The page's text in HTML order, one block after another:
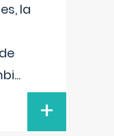
la
...
+